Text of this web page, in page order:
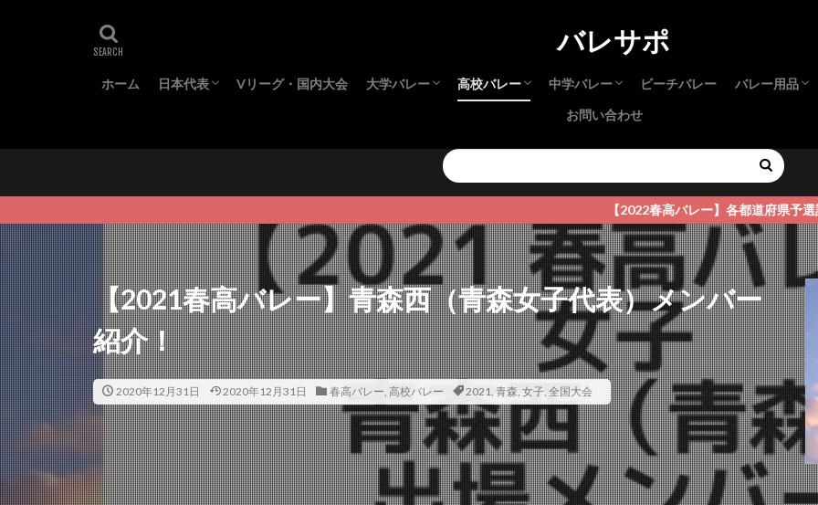
バレサポ
ホーム 日本代表 Vリーグ・国内大会 大学バレー 高校バレー
新人大会（高校）
中学バレー
中学生 選抜
JOC
新人大会（中学）
ビーチバレー バレー用品
お問い合わせ
【2022春高バレー】各都道府県予選詳細はこちら
【2021春高バレー】青森西（青森女子代表）メンバー
紹介！
2020年12月31日 2020年12月31日 春高バレー, 高校バレー 2021, 青森, 女子, 全国大会